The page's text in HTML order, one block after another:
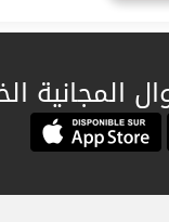
المجانية